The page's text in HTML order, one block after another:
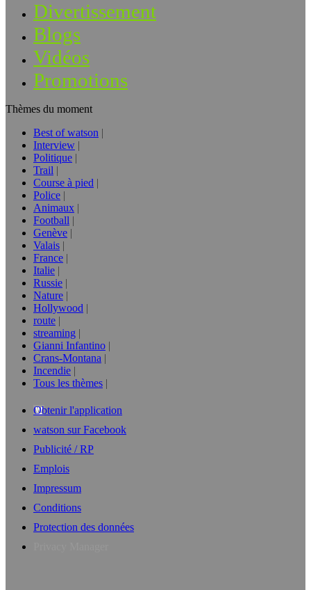
Divertissement
Blogs
Vidéos
Promotions
Thèmes du moment
Best of watson
Interview
Politique
Trail
Course à pied
Police
Animaux
Football
Genève
Valais
France
Italie
Russie
Nature
Hollywood
route
streaming
Gianni Infantino
Crans-Montana
Incendie
Tous les thèmes
Obtenir l'application
watson sur Facebook
Publicité / RP
Emplois
Impressum
Conditions
Protection des données